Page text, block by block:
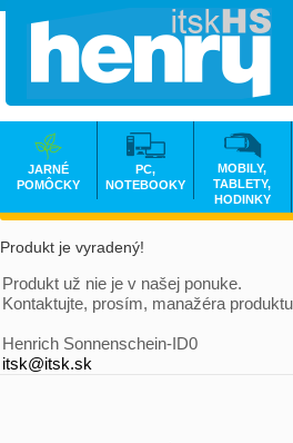
Produkt je vyradený!
Produkt už nie je v našej ponuke.
Kontaktujte, prosím, manažéra
Henrich Sonnenschein-ID0
itsk@itsk.sk
JARNÉ
POMÔCKY
PC,
NOTEBOOKY
MOBILY,
TABLETY,
HODINKY